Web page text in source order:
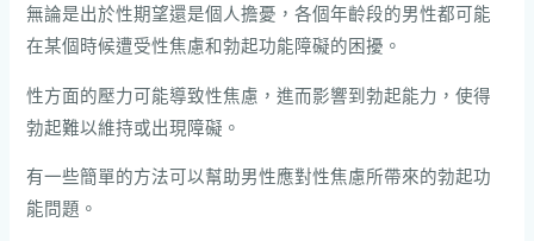
無論是出於性期望還是個人擔憂，各個年齡段的男性都可能
在某個時候遭受性焦慮和勃起功能障礙的困擾。
性方面的壓力可能導致性焦慮，進而影響到勃起能力，使得
勃起難以維持或出現障礙。
有一些簡單的方法可以幫助男性應對性焦慮所帶來的勃起功
能問題。